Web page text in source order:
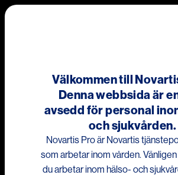
Hoppa till
Denna webbplats är avsedd för
Sverige.
Välkommen till
Denna webbsida är
avsedd för personal
och sjukvården.
Novartis Pro är Novartis
som arbetar inom vården.
du arbetar inom hälso- och